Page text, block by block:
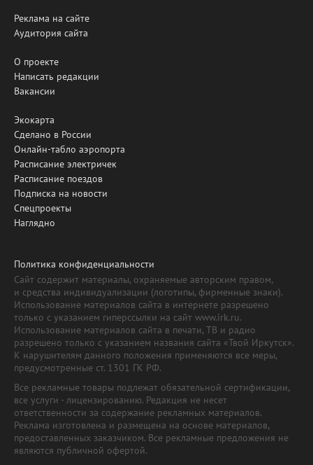
Реклама на сайте
Аудитория сайта
О проекте
Написать редакции
Вакансии
Экокарта
Сделано в России
Онлайн-табло аэропорта
Расписание электричек
Расписание поездов
Подписка на новости
Спецпроекты
Наглядно
Политика конфиденциальности
Сайт содержит материалы, охраняемые авторским правом,
и средства индивидуализации (логотипы, фирменные знаки).
Использование материалов сайта в интернете разрешено
только с указанием гиперссылки на сайт www.irk.ru.
Использование материалов сайта в печати, ТВ и радио
разрешено только с указанием названия сайта «Твой Иркутск».
К нарушителям данного положения применяются все меры,
предусмотренные ст. 1301 ГК РФ.
Все рекламные товары подлежат обязательной сертификации,
все услуги - лицензированию. Редакция не несет
ответственности за содержание рекламных материалов.
Реклама изготовлена и размещена на основе материалов,
предоставленных заказчиком. Все рекламные предложения не
являются публичной офертой.